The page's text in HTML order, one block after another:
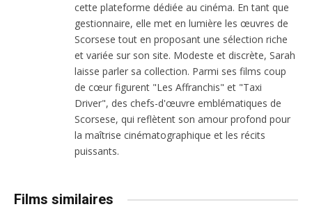
cette plateforme dédiée au cinéma. En tant que
gestionnaire, elle met en lumière les œuvres de
Scorsese tout en proposant une sélection riche
et variée sur son site. Modeste et discrète, Sarah
laisse parler sa collection. Parmi ses films coup
de cœur figurent "Les Affranchis" et "Taxi
Driver", des chefs-d'œuvre emblématiques de
Scorsese, qui reflètent son amour profond pour
la maîtrise cinématographique et les récits
puissants.
Films similaires